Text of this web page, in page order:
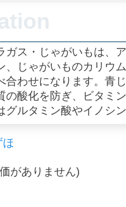
ガス・じゃがいもは、
、じゃがいものカリウ
合わせになります。青
の酸化を防ぎ、ビタミ
グルタミン酸やイノシ
がありません)